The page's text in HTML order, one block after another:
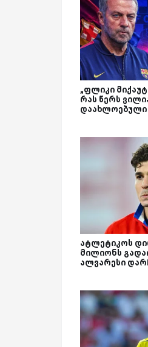
„ფლიკი
რას წერს
დაახლოებული
ატლეტიკოს
მილიონს
ალვარესი